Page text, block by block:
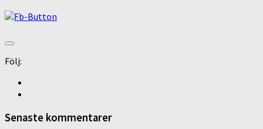
Följ:
Senaste kommentarer